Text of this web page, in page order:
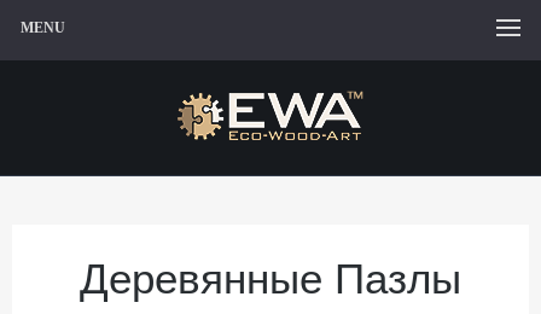
MENU
Деревянные Пазлы